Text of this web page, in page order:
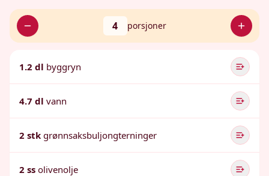
4 porsjoner
1.2 dl byggryn
4.7 dl vann
2 stk grønnsaksbuljongterninger
2 ss olivenolje